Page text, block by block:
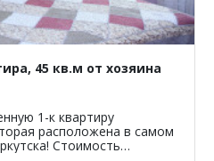
45 кв.м от хозяина
1-к квартиру
расположена в самом
Стоимость